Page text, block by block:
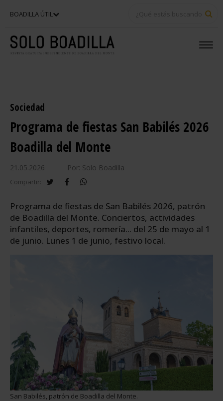
BOADILLA ÚTIL
Sociedad
Programa de fiestas San Babilés 2026
Boadilla del Monte
21.05.2026 Por: Solo Boadilla
Compartir: twitterfacebook
Programa de fiestas de San Babilés 2026, patrón
de Boadilla del Monte. Conciertos, actividades
infantiles, deportes, romería... del 25 de mayo al 1
de junio. Lunes 1 de junio, festivo local.
San Babilés, patrón de Boadilla del Monte.